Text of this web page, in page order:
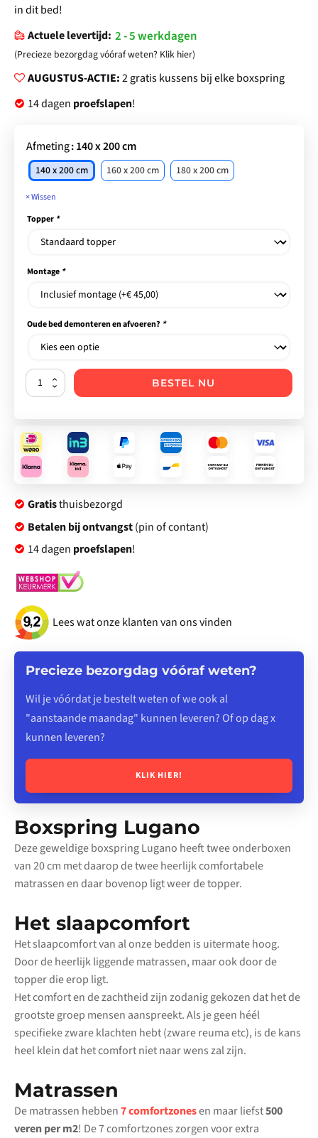
in dit bed!
Actuele levertijd: 2 - 5 werkdagen
(Precieze bezorgdag vóóraf weten? Klik hier)
AUGUSTUS-ACTIE:2 gratis kussens bij elke boxspring
14 dagen proefslapen!
Afmeting: 140 x 200 cm
140 x 200 cm 160 x 200 cm 180 x 200 cm
Wissen
Topper *
Montage *
Oude bed demonteren en afvoeren? *
BESTEL NU
Gratisthuisbezorgd
Betalen bij ontvangst(pin of contant)
14 dagen proefslapen!
Lees wat onze klanten van ons vinden
Precieze bezorgdag vóóraf weten?
Wil je vóórdat je bestelt weten of we ook al
"aanstaande maandag" kunnen leveren? Of op dag x
kunnen leveren?
KLIK HIER!
Boxspring Lugano
Deze geweldige boxspring Lugano heeft twee onderboxen
van 20 cm met daarop de twee heerlijk comfortabele
matrassen en daar bovenop ligt weer de topper.
Het slaapcomfort
Het slaapcomfort van al onze bedden is uitermate hoog.
Door de heerlijk liggende matrassen, maar ook door de
topper die erop ligt.
Het comfort en de zachtheid zijn zodanig gekozen dat het de
grootste groep mensen aanspreekt. Als je geen héél
specifieke zware klachten hebt (zware reuma etc), is de kans
heel klein dat het comfort niet naar wens zal zijn.
Matrassen
De matrassen hebben7 comfortzonesen maar liefst500
veren per m2! De 7 comfortzones zorgen voor extra